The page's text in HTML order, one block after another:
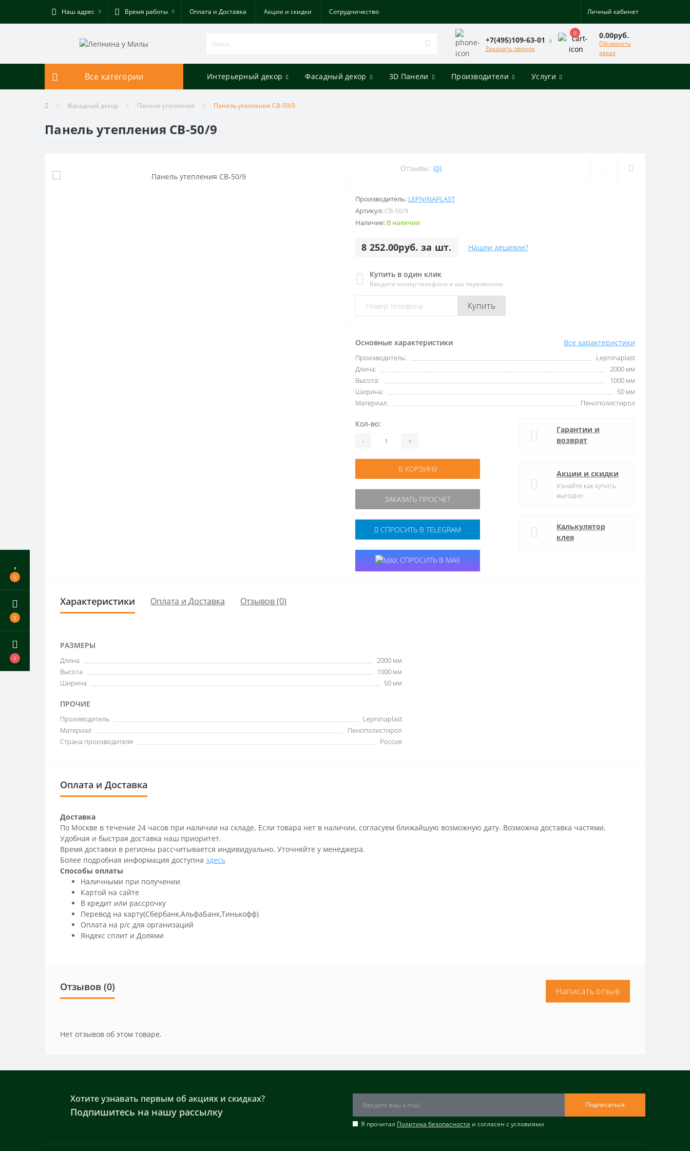
0
0
0
Наш адрес Время работы Оплата и Доставка Акции и скидки Cотрудничество Личный кабинет
+7(495)109-63-01
Заказать звонок
0 0.00руб.
Оформить
заказ
Все категории Интерьерный декор Фасадный декор 3D Панели Производители Услуги
Фасадный декор Панели утепления Панель утепления СВ-50/9
Панель утепления СВ-50/9
Отзывы: (0)
Производитель: LEPNINAPLAST
Артикул: СВ-50/9
Наличие: В наличии
8 252.00руб. за шт. Нашли дешевле?
Купить в один клик
Введите номер телефона и мы перезвоним
Купить
Основные характеристики Все характеристики
Производитель:
Lepninaplast
Длина:
2000 мм
Высота:
1000 мм
Ширина:
50 мм
Материал:
Пенополистирол
Кол-во:
- +
В КОРЗИНУ
ЗАКАЗАТЬ ПРОСЧЕТ
СПРОСИТЬ В TELEGRAM
СПРОСИТЬ В MAX
Гарантии и
возврат
Акции и скидки
Узнайте как купить
выгодно
Калькулятор
клея
Характеристики Оплата и Доставка Отзывов (0)
РАЗМЕРЫ
Длина
2000 мм
Высота
1000 мм
Ширина
50 мм
ПРОЧИЕ
Производитель
Lepninaplast
Материал
Пенополистирол
Страна производителя
Россия
Оплата и Доставка
Доставка
По Москве в течение 24 часов при наличии на складе. Если товара нет в наличии, согласуем ближайшую возможную дату. Возможна доставка частями.
Удобная и быстрая доставка наш приоритет.
Время доставки в регионы рассчитывается индивидуально. Уточняйте у менеджера.
Более подробная информация доступна здесь
Способы оплаты
Наличными при получении
Картой на сайте
В кредит или рассрочку
Перевод на карту(Сбербанк,АльфаБанк,Тинькофф)
Оплата на р/c для организаций
Яндекс сплит и Долями
Отзывов (0) Написать отзыв
Нет отзывов об этом товаре.
Хотите узнавать первым об акциях и скидках?
Подпишитесь на нашу рассылку
Подписаться
Я прочитал Политика безопасности и согласен с условиями